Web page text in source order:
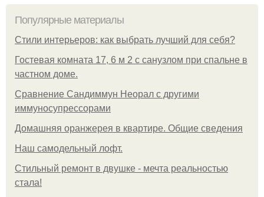
Популярные материалы
Стили интерьеров: как выбрать лучший для себя?
Гостевая комната 17, 6 м 2 с санузлом при спальне в
частном доме.
Сравнение Сандиммун Неорал с другими
иммуносупрессорами
Домашняя оранжерея в квартире. Общие сведения
Наш самодельный лофт.
Стильный ремонт в двушке - мечта реальностью
стала!